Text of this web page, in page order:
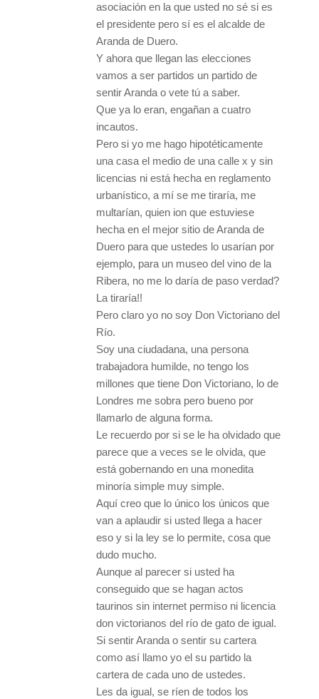
asociación en la que usted no sé si es
el presidente pero sí es el alcalde de
Aranda de Duero.
Y ahora que llegan las elecciones
vamos a ser partidos un partido de
sentir Aranda o vete tú a saber.
Que ya lo eran, engañan a cuatro
incautos.
Pero si yo me hago hipotéticamente
una casa el medio de una calle x y sin
licencias ni está hecha en reglamento
urbanístico, a mí se me tiraría, me
multarían, quien ion que estuviese
hecha en el mejor sitio de Aranda de
Duero para que ustedes lo usarían por
ejemplo, para un museo del vino de la
Ribera, no me lo daría de paso verdad?
La tiraría!!
Pero claro yo no soy Don Victoriano del
Río.
Soy una ciudadana, una persona
trabajadora humilde, no tengo los
millones que tiene Don Victoriano, lo de
Londres me sobra pero bueno por
llamarlo de alguna forma.
Le recuerdo por si se le ha olvidado que
parece que a veces se le olvida, que
está gobernando en una monedita
minoría simple muy simple.
Aquí creo que lo único los únicos que
van a aplaudir si usted llega a hacer
eso y si la ley se lo permite, cosa que
dudo mucho.
Aunque al parecer si usted ha
conseguido que se hagan actos
taurinos sin internet permiso ni licencia
don victorianos del río de gato de igual.
Si sentir Aranda o sentir su cartera
como así llamo yo el su partido la
cartera de cada uno de ustedes.
Les da igual, se ríen de todos los